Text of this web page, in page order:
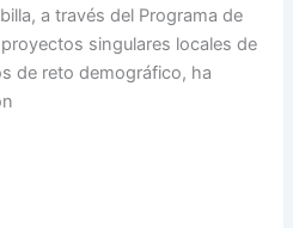
a través del Programa de
singulares locales de
de reto demográfico, ha